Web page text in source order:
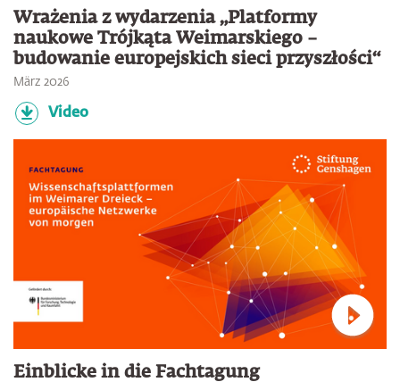
Wrażenia z wydarzenia „Platformy
naukowe Trójkąta Weimarskiego –
budowanie europejskich sieci przyszłości“
März 2026
Video
Einblicke in die Fachtagung